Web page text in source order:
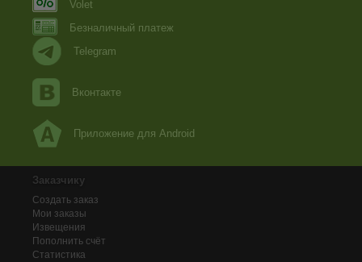
Volet
Безналичный платеж
Telegram
Вконтакте
Приложение для Android
Заказчику
Создать заказ
Мои заказы
Извещения
Пополнить счёт
Статистика